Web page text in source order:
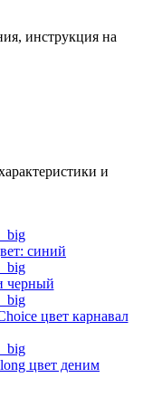
инструкция на
и
синий
черный
цвет карнавал
цвет деним